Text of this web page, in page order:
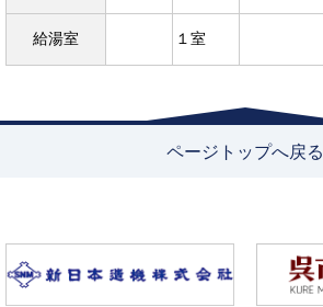
給湯室 １室
ページトップへ戻る